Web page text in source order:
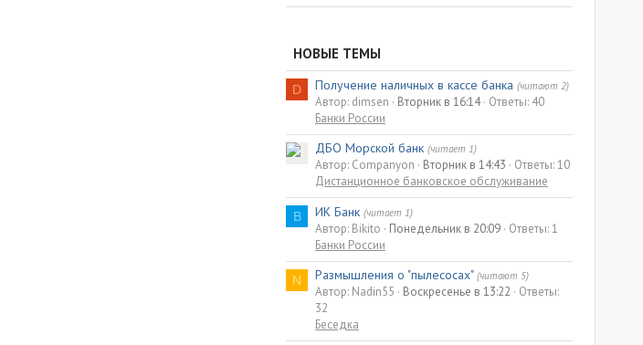
НОВЫЕ ТЕМЫ
D Получение наличных в кассе банка (читают 2)
Автор: dimsen Вторник в 16:14 Ответы: 40
Банки России
ДБО Морской банк (читает 1)
Автор: Companyon Вторник в 14:43
Ответы: 10
Дистанционное банковское обслуживание
B ИК Банк (читает 1)
Автор: Bikito Понедельник в 20:09 Ответы: 1
Банки России
N Размышления о "пылесосах" (читают 5)
Автор: Nadin55 Воскресенье в 13:22
Ответы:
32
Беседка